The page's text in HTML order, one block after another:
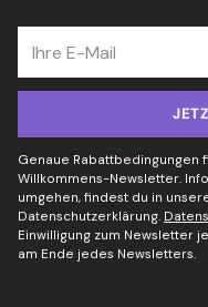
E-
Mail
Genaue
Willkommens-Newsletter.
umgehen, findest du in
Datenschutzerklärung.
Einwilligung zum Newsletter
am Ende jedes Newsletters.